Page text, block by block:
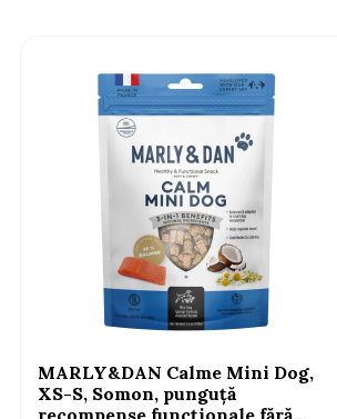
MARLY&DAN Calme Mini Dog,
XS-S, Somon, punguță
recompense funcționale fără